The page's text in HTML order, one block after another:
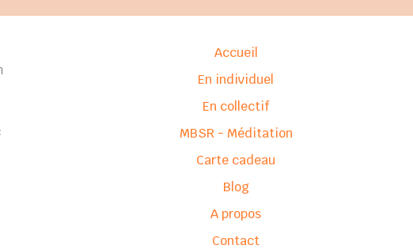
Accueil
En individuel
En collectif
MBSR - Méditation
Carte cadeau
Blog
A propos
Contact